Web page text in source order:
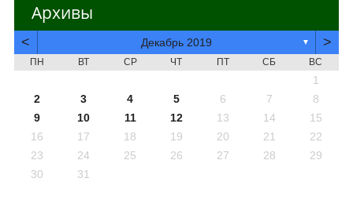
Архивы
< Декабрь 2019 ▼ >
ПН ВТ СР ЧТ ПТ СБ ВС
1
2
3 4 5 6 7
8
9
10 11 12 13 14
15
16
17 18 19 20 21
22
23
24 25 26 27 28
29
30
31